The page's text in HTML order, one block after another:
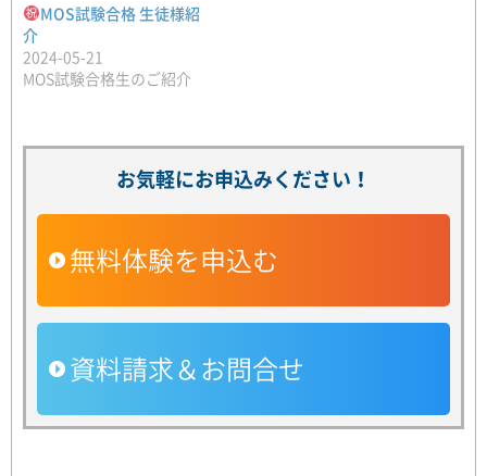
MOS試験合格 生徒様紹
介
2024-05-21
MOS試験合格生のご紹介
お気軽にお申込みください！
無料体験を申込む
資料請求＆お問合せ